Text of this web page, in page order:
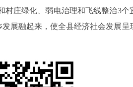
庄绿化、弱电治理和飞线整治3个
展融起来，使全县经济社会发展呈